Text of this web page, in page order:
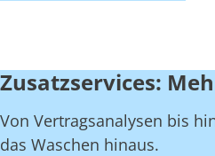
Zusatzservices:
Von Vertragsanalysen bis
das Waschen hinaus.